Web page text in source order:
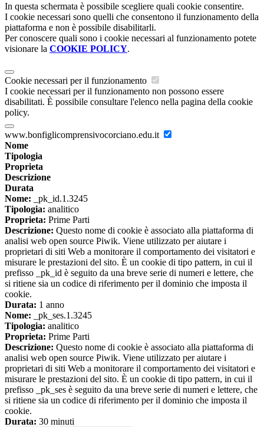
In questa schermata è possibile scegliere quali cookie consentire.
I cookie necessari sono quelli che consentono il funzionamento della
piattaforma e non è possibile disabilitarli.
Per conoscere quali sono i cookie necessari al funzionamento potete
visionare la COOKIE POLICY.
Cookie necessari per il funzionamento
I cookie necessari per il funzionamento non possono essere
disabilitati. È possibile consultare l'elenco nella pagina della cookie
policy.
www.bonfiglicomprensivocorciano.edu.it
Nome
Tipologia
Proprieta
Descrizione
Durata
Nome: _pk_id.1.3245
Tipologia: analitico
Proprieta: Prime Parti
Descrizione: Questo nome di cookie è associato alla piattaforma di
analisi web open source Piwik. Viene utilizzato per aiutare i
proprietari di siti Web a monitorare il comportamento dei visitatori e
misurare le prestazioni del sito. È un cookie di tipo pattern, in cui il
prefisso _pk_id è seguito da una breve serie di numeri e lettere, che
si ritiene sia un codice di riferimento per il dominio che imposta il
cookie.
Durata: 1 anno
Nome: _pk_ses.1.3245
Tipologia: analitico
Proprieta: Prime Parti
Descrizione: Questo nome di cookie è associato alla piattaforma di
analisi web open source Piwik. Viene utilizzato per aiutare i
proprietari di siti Web a monitorare il comportamento dei visitatori e
misurare le prestazioni del sito. È un cookie di tipo pattern, in cui il
prefisso _pk_ses è seguito da una breve serie di numeri e lettere, che
si ritiene sia un codice di riferimento per il dominio che imposta il
cookie.
Durata: 30 minuti